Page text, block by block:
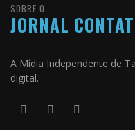
SOBRE O
JORNAL
A Mídia Independente de
digital.